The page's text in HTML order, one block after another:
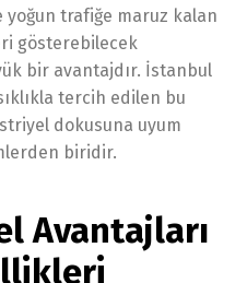
trafiğe maruz kalan
gösterebilecek
bir avantajdır. İstanbul
tercih edilen bu
dokusuna uyum
biridir.
Avantajları